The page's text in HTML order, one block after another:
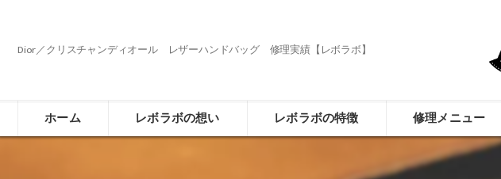
Dior／クリスチャンディオール レザーハンドバッグ 修理実績【レボラボ】
ホーム レボラボの想い レボラボの特徴 修理メニュー